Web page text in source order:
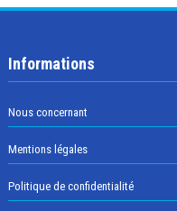
Informations
Nous concernant
Mentions légales
Politique de confidentialité